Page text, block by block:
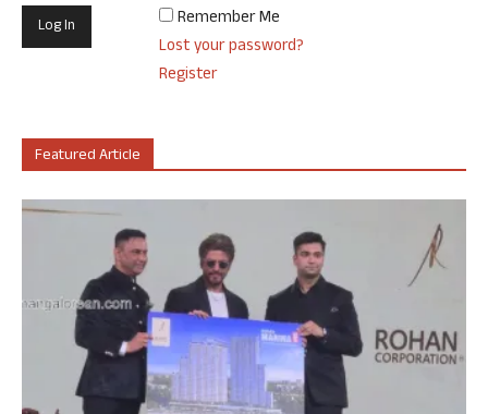
Remember Me
Lost your password?
Register
Featured Article